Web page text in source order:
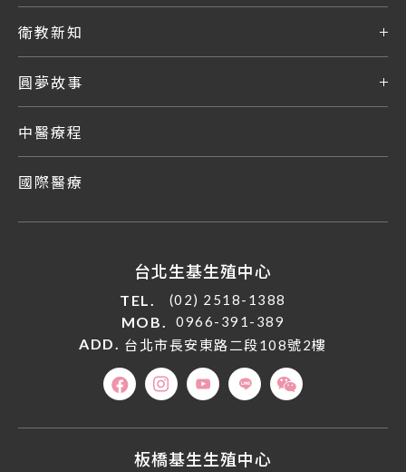
衛教新知
圓夢故事
中醫療程
國際醫療
台北生基生殖中心
TEL. (02) 2518-1388
MOB. 0966-391-389
ADD. 台北市長安東路二段108號2樓
板橋基生生殖中心